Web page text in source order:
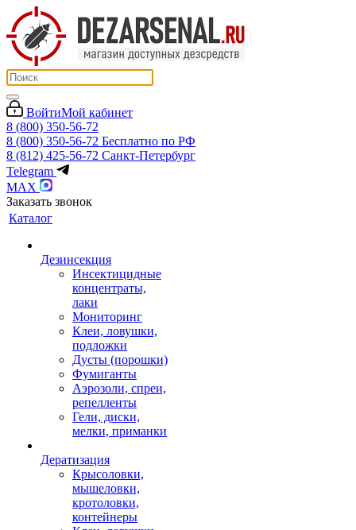
ВойтиМой кабинет
8 (800) 350-56-72
8 (800) 350-56-72 Бесплатно по РФ
8 (812) 425-56-72 Санкт-Петербург
Telegram
MAX
Заказать звонок
Каталог
Дезинсекция
Инсектицидные
концентраты,
лаки
Мониторинг
Клеи, ловушки,
подложки
Дусты (порошки)
Фумиганты
Аэрозоли, спреи,
репелленты
Гели, диски,
мелки, приманки
Дератизация
Крысоловки,
мышеловки,
кротоловки,
контейнеры